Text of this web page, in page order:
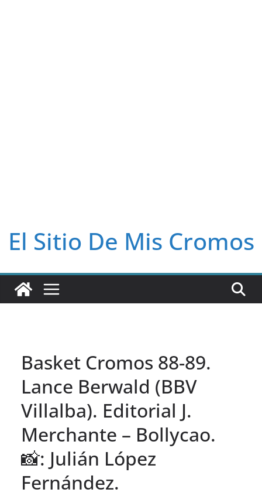
El Sitio De Mis Cromos
Basket Cromos 88-89.
Lance Berwald (BBV
Villalba). Editorial J.
Merchante – Bollycao.
📸: Julián López
Fernández.